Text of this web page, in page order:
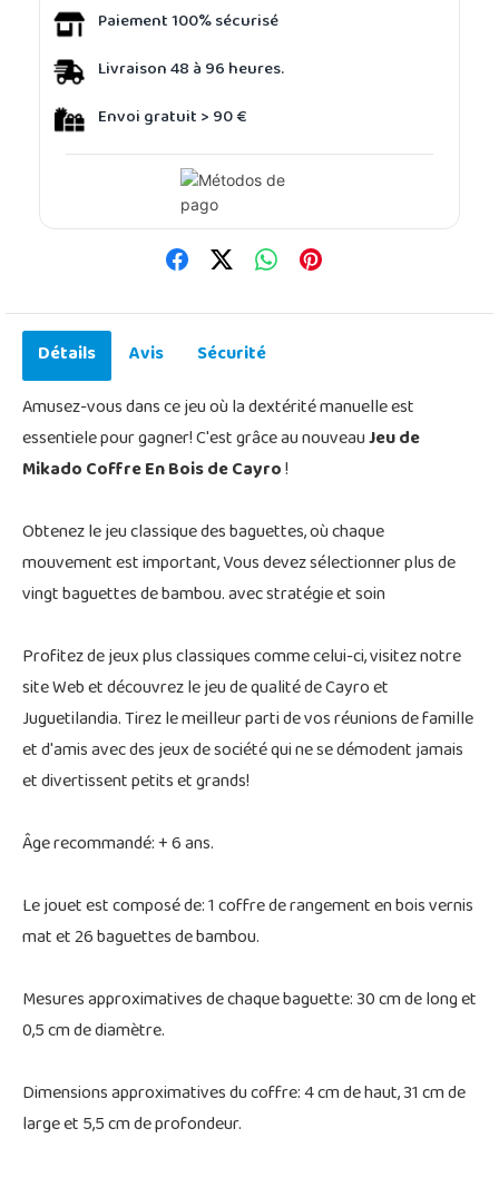
Paiement 100% sécurisé
Livraison 48 à 96 heures.
Envoi gratuit > 90 €
Détails Avis
Sécurité
Amusez-vous dans ce jeu où la dextérité manuelle est
essentiele pour gagner! C'est grâce au nouveauJeu de
Mikado Coffre En Bois de Cayro!
Obtenez le jeu classique des baguettes, où chaque
mouvement est important, Vous devez sélectionner plus de
vingt baguettes de bambou. avec stratégie et soin
Profitez de jeux plus classiques comme celui-ci, visitez notre
site Web et découvrez le jeu de qualité de Cayro et
Juguetilandia. Tirez le meilleur parti de vos réunions de famille
et d'amis avec des jeux de société qui ne se démodent jamais
et divertissent petits et grands!
Âge recommandé: + 6 ans.
Le jouet est composé de: 1 coffre de rangement en bois vernis
mat et 26 baguettes de bambou.
Mesures approximatives de chaque baguette: 30 cm de long et
0,5 cm de diamètre.
Dimensions approximatives du coffre: 4 cm de haut, 31 cm de
large et 5,5 cm de profondeur.